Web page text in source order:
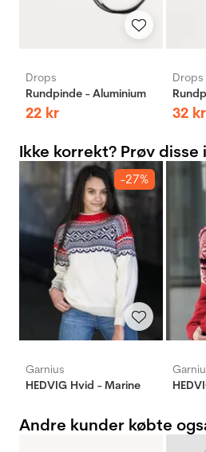
Drops
Rundpinde - Aluminium
22 kr
Drops
32 kr
Ikke korrekt? Prøv disse
-27%
Garnius
HEDVIG Hvid - Marine
Andre kunder købte